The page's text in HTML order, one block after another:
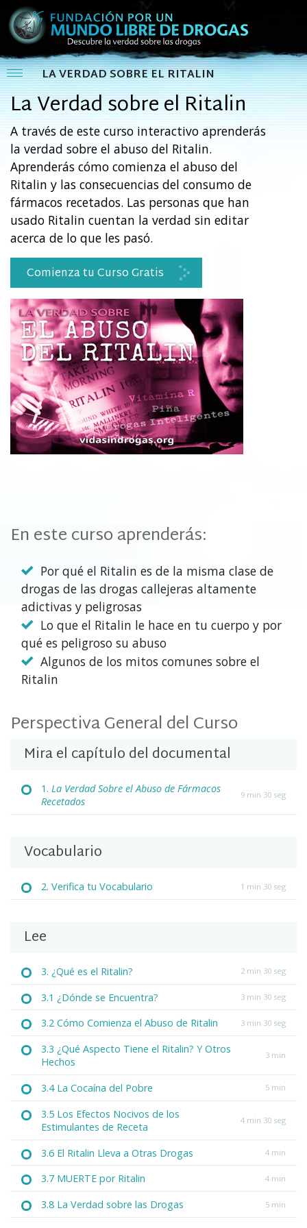
LA VERDAD SOBRE EL RITALIN
La Verdad sobre el Ritalin
A través de este curso interactivo aprenderás
la verdad sobre el abuso del Ritalin.
Aprenderás cómo comienza el abuso del
Ritalin y las consecuencias del consumo de
fármacos recetados. Las personas que han
usado Ritalin cuentan la verdad sin editar
acerca de lo que les pasó.
Comienza tu Curso Gratis
En este curso aprenderás:
Por qué el Ritalin es de la misma clase de
drogas de las drogas callejeras altamente
adictivas y peligrosas
Lo que el Ritalin le hace en tu cuerpo y por
qué es peligroso su abuso
Algunos de los mitos comunes sobre el
Ritalin
Perspectiva General del Curso
Mira el capítulo del documental
1. La Verdad Sobre el Abuso de Fármacos
Recetados
9 min 30 seg
Vocabulario
2. Verifica tu Vocabulario 1 min 30 seg
Lee
3. ¿Qué es el Ritalin? 2 min 30 seg
3.1 ¿Dónde se Encuentra? 3 min 30 seg
3.2 Cómo Comienza el Abuso de Ritalin 3 min 30 seg
3.3 ¿Qué Aspecto Tiene el Ritalin? Y Otros
Hechos
3 min
3.4 La Cocaína del Pobre 5 min
3.5 Los Efectos Nocivos de los
Estimulantes de Receta
4 min 30 seg
3.6 El Ritalin Lleva a Otras Drogas 4 min
3.7 MUERTE por Ritalin 4 min
3.8 La Verdad sobre las Drogas 5 min